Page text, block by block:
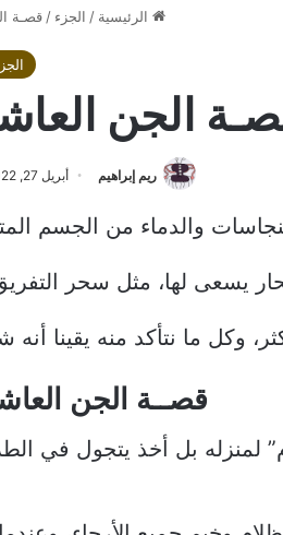
الرئيسية / الجزء / قصـة
الجن
ريم إبراهيم أبريل 27, 2022
والدماء من الجسم
يسعى لها، مثل سحر
وكل ما نتأكد منه يقينا
قصــة الجن
لمنزله بل أخذ يتجول